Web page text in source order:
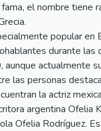
el nombre tiene
popular en
durante las
actualmente
las personas
la actriz
argentina Ofelia
Ofelia Rodríguez.